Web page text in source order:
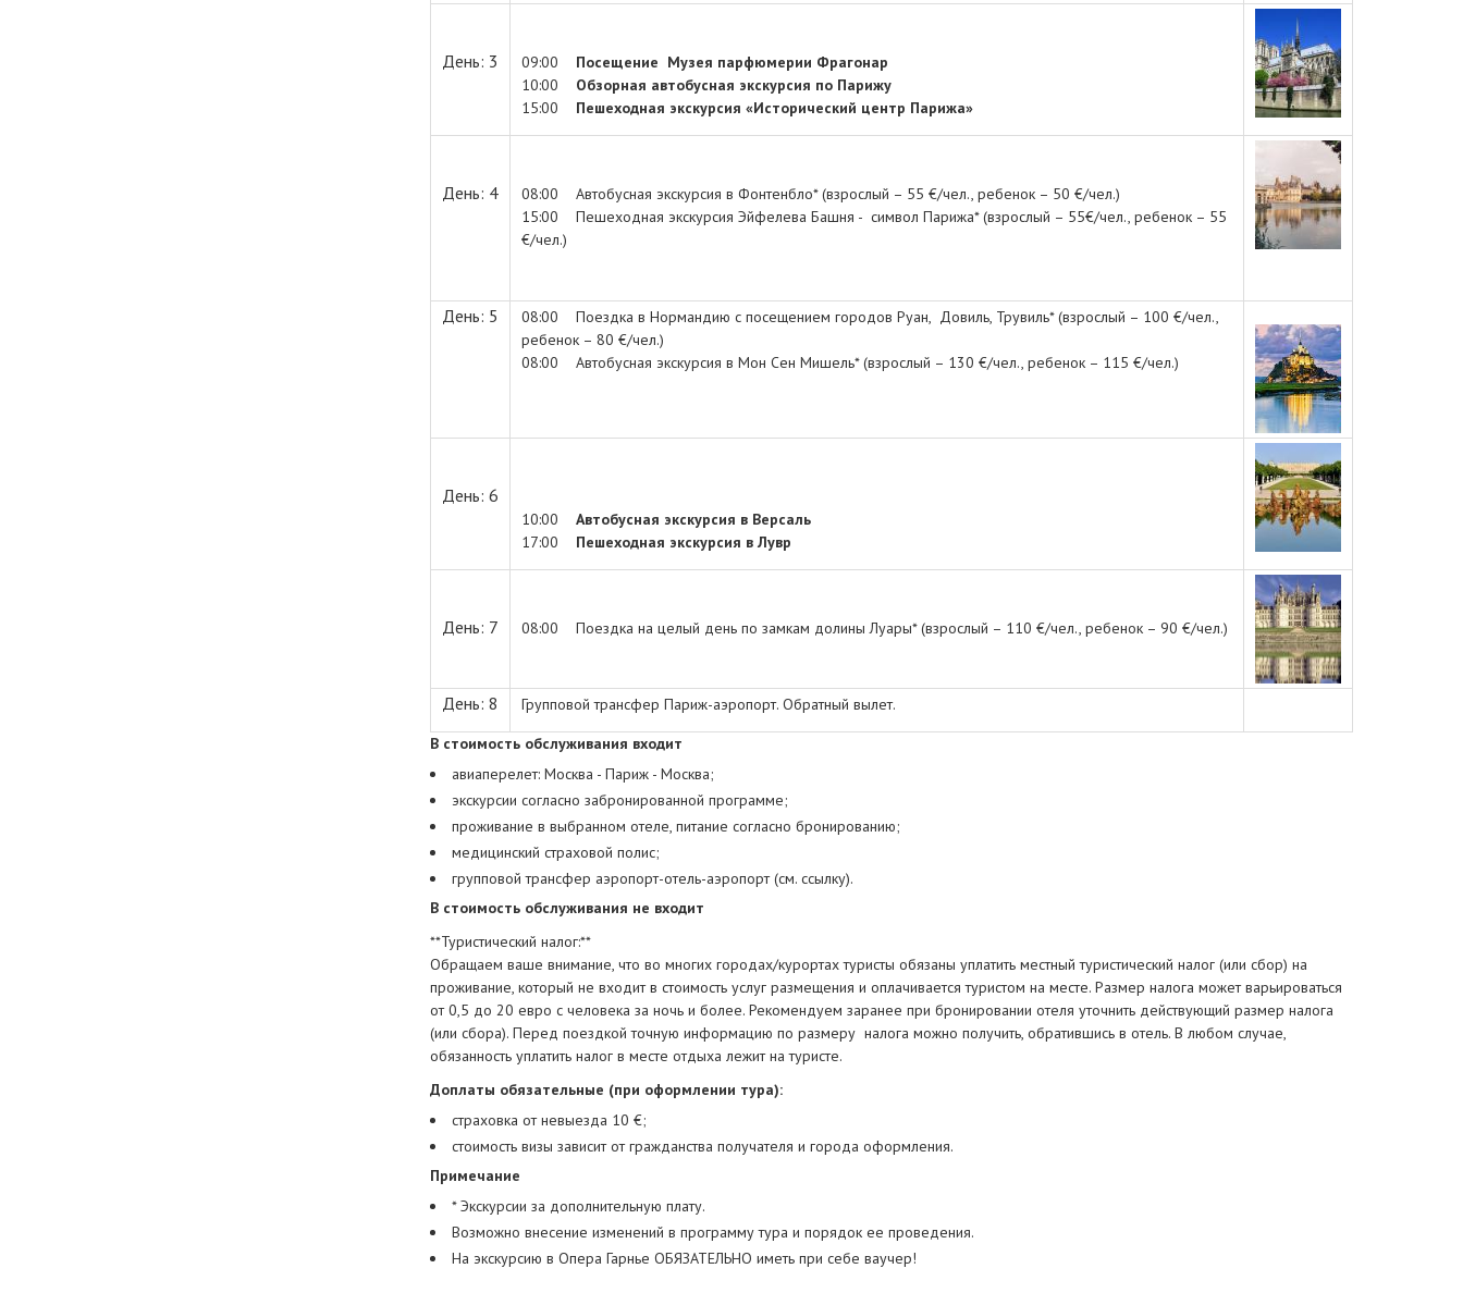
День: 3 09:00 Посещение Музея парфюмерии Фрагонар
10:00 Обзорная автобусная экскурсия по Парижу
15:00
Пешеходная экскурсия «Исторический центр Парижа»
День: 4
08:00 Автобусная экскурсия в Фонтенбло* (взрослый – 55 €/чел., ребенок – 50 €/чел.)
15:00 Пешеходная экскурсия Эйфелева Башня - символ Парижа* (взрослый – 55€/чел., ребенок – 55
€/чел.)
День: 5
08:00 Поездка в Нормандию с посещением городов Руан, Довиль, Трувиль* (взрослый – 100 €/чел.,
ребенок – 80 €/чел.)
08:00 Автобусная экскурсия в Мон Сен Мишель* (взрослый – 130 €/чел., ребенок – 115 €/чел.)
День: 6
10:00 Автобусная экскурсия в Версаль
17:00 Пешеходная экскурсия в Лувр
День: 7 08:00 Поездка на целый день по замкам долины Луары* (взрослый – 110 €/чел., ребенок – 90 €/чел.)
День: 8
Групповой трансфер Париж-аэропорт. Обратный вылет.
В стоимость обслуживания входит
авиаперелет: Москва - Париж - Москва;
экскурсии согласно забронированной программе;
проживание в выбранном отеле, питание согласно бронированию;
медицинский страховой полис;
групповой трансфер аэропорт-отель-аэропорт (см. ссылку).
В стоимость обслуживания не входит
**Туристический налог:**
Обращаем ваше внимание, что во многих городах/курортах туристы обязаны уплатить местный туристический налог (или сбор) на
проживание, который не входит в стоимость услуг размещения и оплачивается туристом на месте. Размер налога может варьироваться
от 0,5 до 20 евро с человека за ночь и более. Рекомендуем заранее при бронировании отеля уточнить действующий размер налога
(или сбора). Перед поездкой точную информацию по размеру налога можно получить, обратившись в отель. В любом случае,
обязанность уплатить налог в месте отдыха лежит на туристе.
Доплаты обязательные (при оформлении тура):
страховка от невыезда 10 €;
стоимость визы зависит от гражданства получателя и города оформления.
Примечание
* Экскурсии за дополнительную плату.
Возможно внесение изменений в программу тура и порядок ее проведения.
На экскурсию в Опера Гарнье ОБЯЗАТЕЛЬНО иметь при себе ваучер!